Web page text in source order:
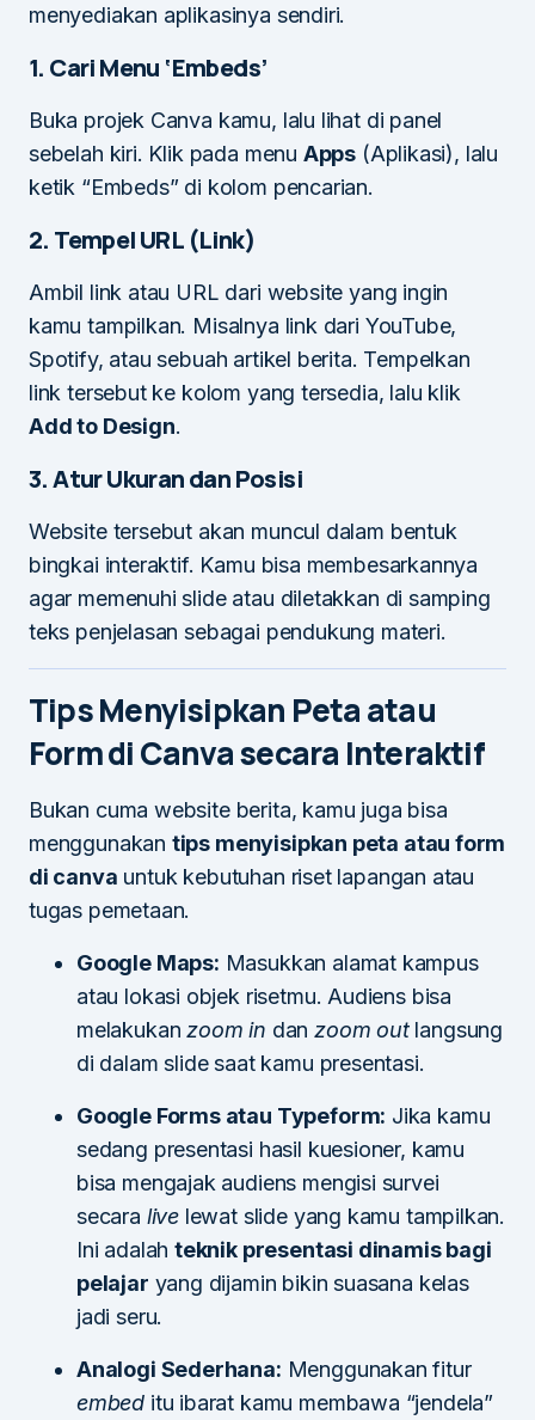
menyediakan aplikasinya sendiri.
1. Cari Menu ‘Embeds’
Buka projek Canva kamu, lalu lihat di panel
sebelah kiri. Klik pada menu Apps (Aplikasi), lalu
ketik “Embeds” di kolom pencarian.
2. Tempel URL (Link)
Ambil link atau URL dari website yang ingin
kamu tampilkan. Misalnya link dari YouTube,
Spotify, atau sebuah artikel berita. Tempelkan
link tersebut ke kolom yang tersedia, lalu klik
Add to Design.
3. Atur Ukuran dan Posisi
Website tersebut akan muncul dalam bentuk
bingkai interaktif. Kamu bisa membesarkannya
agar memenuhi slide atau diletakkan di samping
teks penjelasan sebagai pendukung materi.
Tips Menyisipkan Peta atau
Form di Canva secara Interaktif
Bukan cuma website berita, kamu juga bisa
menggunakan tips menyisipkan peta atau form
di canva untuk kebutuhan riset lapangan atau
tugas pemetaan.
Google Maps: Masukkan alamat kampus
atau lokasi objek risetmu. Audiens bisa
melakukanzoom in danzoom outlangsung
di dalam slide saat kamu presentasi.
Google Forms atau Typeform: Jika kamu
sedang presentasi hasil kuesioner, kamu
bisa mengajak audiens mengisi survei
secara live lewat slide yang kamu tampilkan.
Ini adalahteknik presentasi dinamis bagi
pelajar yang dijamin bikin suasana kelas
jadi seru.
Analogi Sederhana: Menggunakan fitur
embed itu ibarat kamu membawa “jendela”